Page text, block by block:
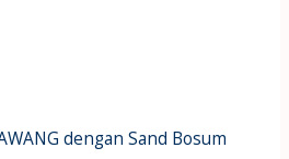
dengan Sand Bosum